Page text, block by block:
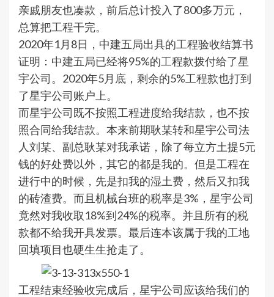
亲戚朋友也凑款，前后总计投入了800多万元，
总算把工程干完。
2020年1月8日，中建五局出具的工程验收结算书
证明：中建五局已经将95%的工程款拨付给了星
宇公司。2020年5月底，剩余的5%工程款也打到
了星宇公司账户上。
而星宇公司既不按照工程进度给我结款，也不按
照合同给我结款。本来前期耿某转和星宇公司法
人刘某、副总耿某对我承诺，除了每立方土提5元
钱的好处费以外，其它的都是我的。但是工程在
进行中的时候，先是扣我的湿土费，然后又扣我
的砖渣费。而且机械台班的税率是3%，星宇公司
竟然对我收取18%到24%的税率。并且所有的税
款都不给我开具发票。最后连本该属于我的工地
回填项目也硬生生抢走了。
工程结束经验收完成后，星宇公司应该给我们的